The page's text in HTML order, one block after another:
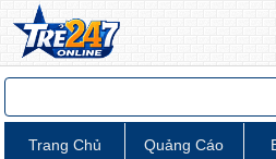
Trang Chủ Quảng Cáo